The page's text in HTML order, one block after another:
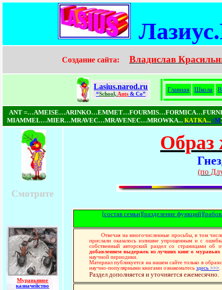
Создание сайта: Владислав
Lasius.narod.ru
“School, Ants& Co”
Главная Школа
ANT
MIAMMEL…MIER…MRAVEC…MRAVENEC…MROWKA... КAТКA...=М
Смотрите
Муравьиное
казначейство
Образ
(по
[состав семьи][разделение функций][
Отвечая на многочисленные просьбы, в том числе
прислали оказалось излишне упрощенным и с
собственный авторский раздел со страницами
добавлением выдержек из лучших книг о муравьях
научной периодики.
Материал публикуется на нашем сайте только в
научно-популярными книгами ознакомьтесьздесь >>>
Раздел дополняется и уточняется ежемесячно.